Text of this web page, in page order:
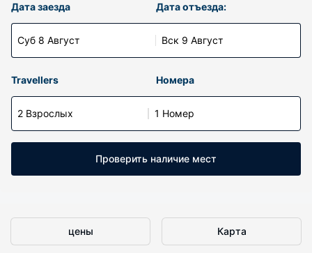
Дата заезда
Суб 8 Август
Дата отъезда:
Вск 9 Август
Travellers Номера
2 Взрослых 1 Номер
Проверить наличие мест
цены Карта